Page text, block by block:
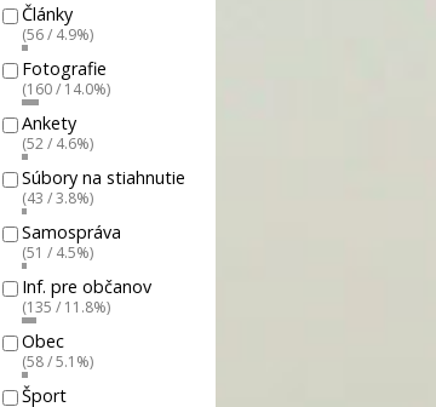
Články
(56 / 4.9%)
Fotografie
(160 / 14.0%)
Ankety
(52 / 4.6%)
Súbory na stiahnutie
(43 / 3.8%)
Samospráva
(51 / 4.5%)
Inf. pre občanov
(135 / 11.8%)
Obec
(58 / 5.1%)
Šport